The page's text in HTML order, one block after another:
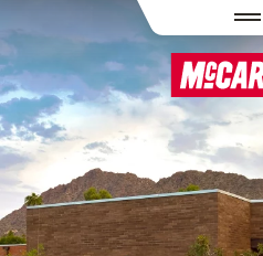
PASAR AL CONTENIDO PRINCIPAL